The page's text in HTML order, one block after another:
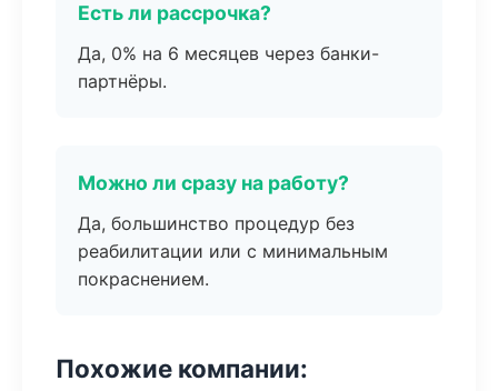
Есть ли рассрочка?
Да, 0% на 6 месяцев через банки-
партнёры.
Можно ли сразу на работу?
Да, большинство процедур без
реабилитации или с минимальным
покраснением.
Похожие компании: